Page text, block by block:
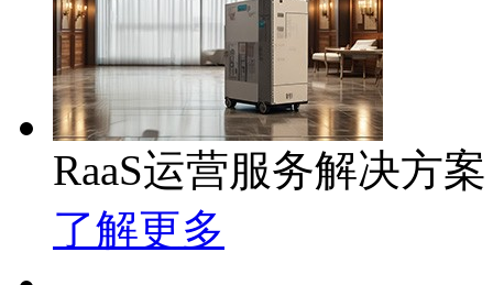
RaaS运营服务解决方案
了解更多